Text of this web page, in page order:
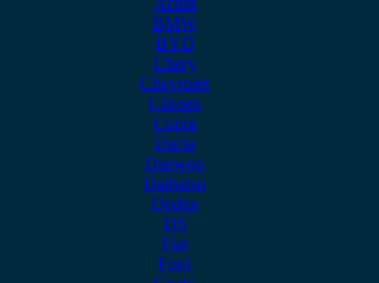
BMW
BYD
Chery
Chevrolet
Citroen
Cupra
Dacia
Daewoo
Daihatsu
Dodge
DS
Fiat
Ford